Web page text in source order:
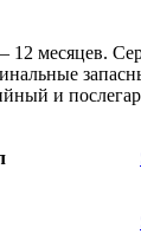
месяцев.
и